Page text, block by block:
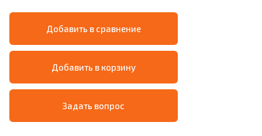
Добавить в сравнение
Добавить в корзину
Задать вопрос